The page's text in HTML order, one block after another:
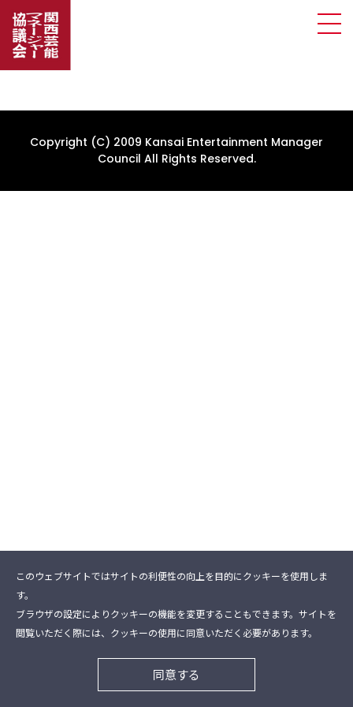
Copyright (C) 2009 Kansai Entertainment Manager
Council All Rights Reserved.
このウェブサイトではサイトの利便性の向上を目的にクッキーを使用しま
す。
ブラウザの設定によりクッキーの機能を変更することもできます。サイトを
閲覧いただく際には、クッキーの使用に同意いただく必要があります。
同意する